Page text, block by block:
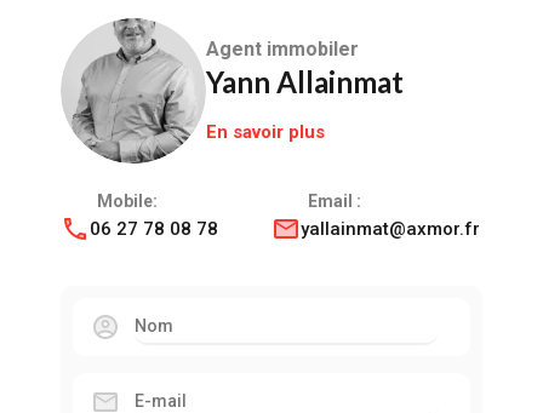
Agent immobiler
Yann Allainmat
En savoir plus
Mobile:
06 27 78 08 78
Email :
yallainmat@axmor.fr